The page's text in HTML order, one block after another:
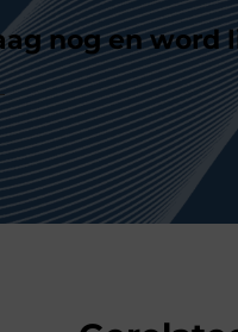
nog en word